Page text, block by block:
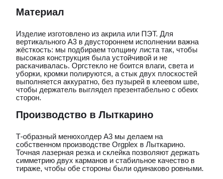
Материал
Изделие изготовлено из акрила или ПЭТ. Для
вертикального А3 в двустороннем исполнении важна
жёсткость: мы подбираем толщину листа так, чтобы
высокая конструкция была устойчивой и не
раскачивалась. Оргстекло не боится влаги, света и
уборки, кромки полируются, а стык двух плоскостей
выполняется аккуратно, без пузырей в клеевом шве,
чтобы держатель выглядел презентабельно с обеих
сторон.
Производство в Лыткарино
Т-образный менюхолдер А3 мы делаем на
собственном производстве Orgplex в Лыткарино.
Точная лазерная резка и склейка позволяют держать
симметрию двух карманов и стабильное качество в
тираже, чтобы обе стороны были одинаково ровными.